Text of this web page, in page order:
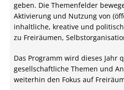
geben. Die Themenfelder
Aktivierung und Nutzung von
inhaltliche, kreative und
zu Freiräumen,
Das Programm wird dieses Jahr
gesellschaftliche Themen und
weiterhin den Fokus auf